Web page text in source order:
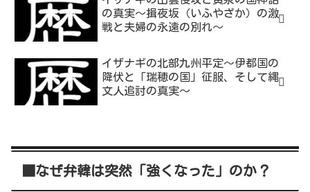
の真実～揖夜坂（いふやざか）の激
戦と夫婦の永遠の別れ～
イザナギの北部九州平定～伊都国の
降伏と「瑞穂の国」征服、そして縄
文人追討の真実～
■なぜ弁韓は突然「強くなった」のか？